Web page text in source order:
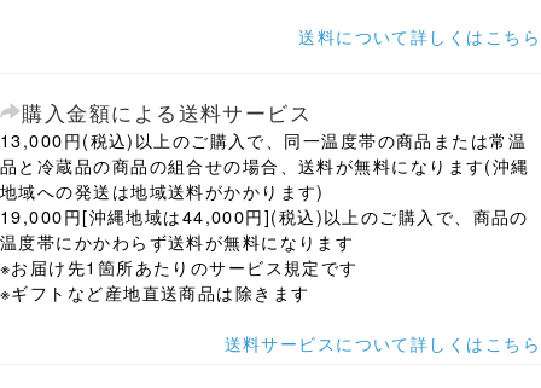
送料について詳しくはこちら
購入金額による送料サービス
13,000円(税込)以上のご購入で、同一温度帯の商品または常温
品と冷蔵品の商品の組合せの場合、送料が無料になります(沖縄
地域への発送は地域送料がかかります)
19,000円[沖縄地域は44,000円](税込)以上のご購入で、商品の
温度帯にかかわらず送料が無料になります
※お届け先1箇所あたりのサービス規定です
※ギフトなど産地直送商品は除きます
送料サービスについて詳しくはこちら